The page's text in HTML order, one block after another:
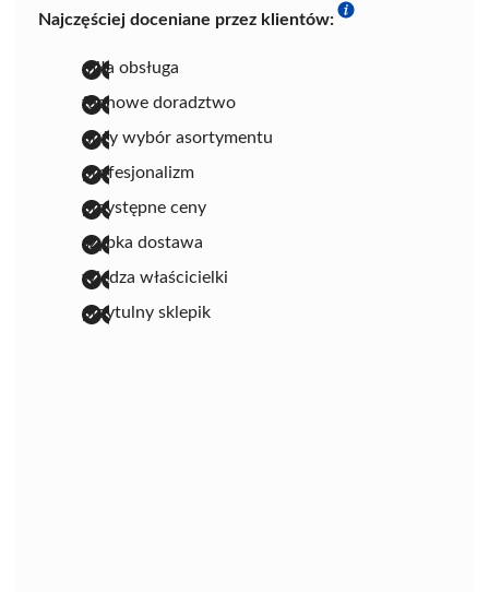
Najczęściej doceniane przez klientów:
miła obsługa
fachowe doradztwo
duży wybór asortymentu
profesjonalizm
przystępne ceny
szybka dostawa
wiedza właścicielki
przytulny sklepik